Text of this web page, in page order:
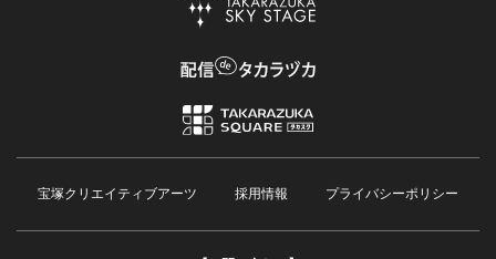
宝塚クリエイティブアーツ 採用情報 プライバシーポリシー